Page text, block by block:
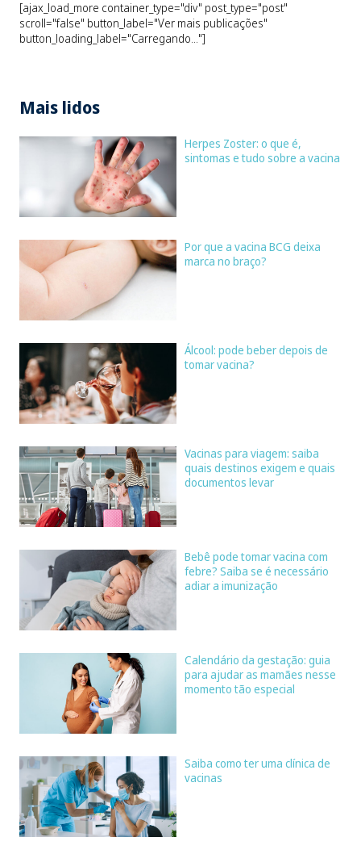
[ajax_load_more container_type="div" post_type="post"
scroll="false" button_label="Ver mais publicações"
button_loading_label="Carregando..."]
Mais lidos
Herpes Zoster: o que é,
sintomas e tudo sobre a vacina
Por que a vacina BCG deixa
marca no braço?
Álcool: pode beber depois de
tomar vacina?
Vacinas para viagem: saiba
quais destinos exigem e quais
documentos levar
Bebê pode tomar vacina com
febre? Saiba se é necessário
adiar a imunização
Calendário da gestação: guia
para ajudar as mamães nesse
momento tão especial
Saiba como ter uma clínica de
vacinas